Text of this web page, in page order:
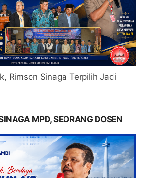
Rimson Sinaga Terpilih Jadi
MPD, SEORANG DOSEN